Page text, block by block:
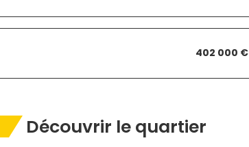
402 000 €
Découvrir le quartier